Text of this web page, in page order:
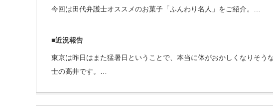
今回は田代弁護士オススメのお菓子「ふんわり名人」をご紹介。…
■近況報告
東京は昨日はまた猛暑日ということで、本当に体がおかしくなりそう
士の高井です。…